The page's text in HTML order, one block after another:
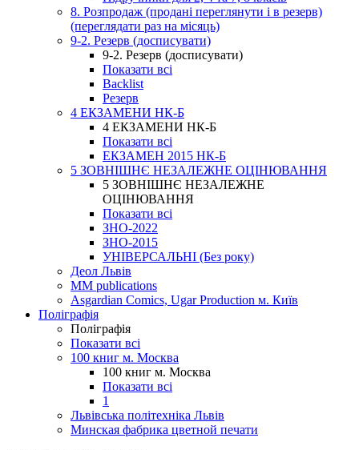
8. Розпродаж (продані переглянути і в резерв)
(переглядати раз на місяць)
9-2. Резерв (досписувати)
9-2. Резерв (досписувати)
Показати всі
Backlist
Резерв
4 ЕКЗАМЕНИ НК-Б
4 ЕКЗАМЕНИ НК-Б
Показати всі
ЕКЗАМЕН 2015 НК-Б
5 ЗОВНІШНЄ НЕЗАЛЕЖНЕ ОЦІНЮВАННЯ
5 ЗОВНІШНЄ НЕЗАЛЕЖНЕ
ОЦІНЮВАННЯ
Показати всі
ЗНО-2022
ЗНО-2015
УНІВЕРСАЛЬНІ (Без року)
Деол Львів
MM publications
Asgardian Comics, Ugar Production м. Київ
Поліграфія
Поліграфія
Показати всі
100 книг м. Москва
100 книг м. Москва
Показати всі
1
Львівська політехніка Львів
Минская фабрика цветной печати